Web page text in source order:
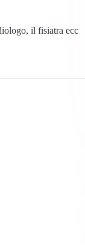
il fisiatra ecc